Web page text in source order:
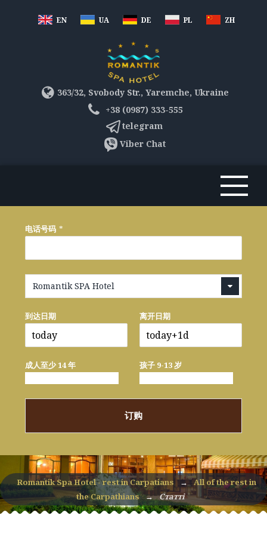
EN UA DE PL ZH
363/32, Svobody Str., Yaremche, Ukraine
+38 (0987) 333-555
telegram
Viber Chat
电话号码 *
Romantik SPA Hotel
到达日期 离开日期
成人至少 14 年 孩子 9-13 岁
订购
Romantik Spa Hotel - rest in Carpatians →
All of the rest in
the Carpathians → Статті